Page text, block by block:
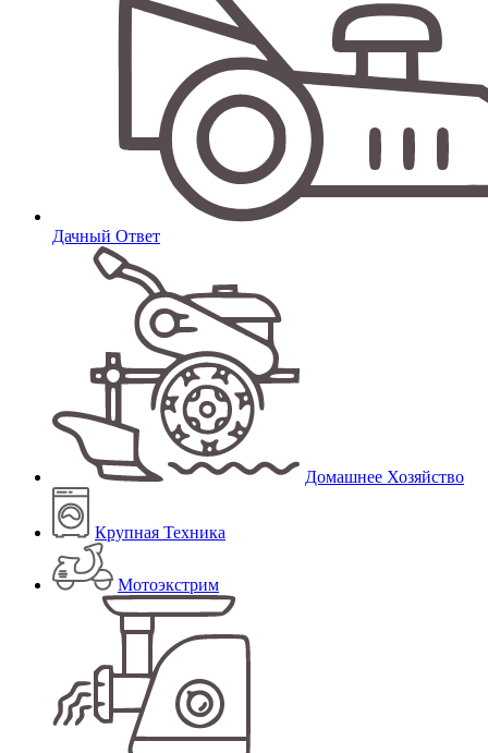
Дачный Ответ
Домашнее Хозяйство
Крупная Техника
Мотоэкстрим